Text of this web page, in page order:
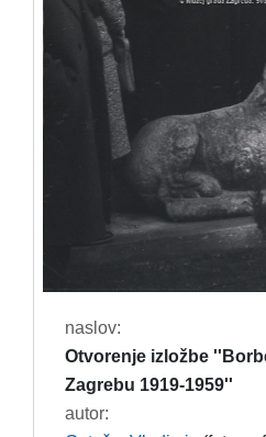
naslov:
Otvorenje izložbe
Zagrebu 1919-1959''
autor: